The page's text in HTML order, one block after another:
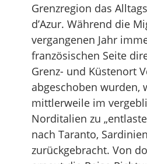
Grenzregion das
d’Azur. Während die
vergangenen Jahr
französischen Seite
Grenz- und Küstenort
abgeschoben wurden,
mittlerweile im
Norditalien zu
nach Taranto,
zurückgebracht. Von